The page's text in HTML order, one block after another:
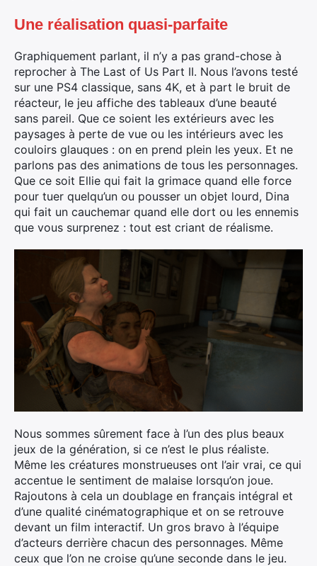
Une réalisation quasi-parfaite
Graphiquement parlant, il n’y a pas grand-chose à
reprocher à The Last of Us Part II. Nous l’avons testé
sur une PS4 classique, sans 4K, et à part le bruit de
réacteur, le jeu affiche des tableaux d’une beauté
sans pareil. Que ce soient les extérieurs avec les
paysages à perte de vue ou les intérieurs avec les
couloirs glauques : on en prend plein les yeux. Et ne
parlons pas des animations de tous les personnages.
Que ce soit Ellie qui fait la grimace quand elle force
pour tuer quelqu’un ou pousser un objet lourd, Dina
qui fait un cauchemar quand elle dort ou les ennemis
que vous surprenez : tout est criant de réalisme.
Nous sommes sûrement face à l’un des plus beaux
jeux de la génération, si ce n’est le plus réaliste.
Même les créatures monstrueuses ont l’air vrai, ce qui
accentue le sentiment de malaise lorsqu’on joue.
Rajoutons à cela un doublage en français intégral et
d’une qualité cinématographique et on se retrouve
devant un film interactif. Un gros bravo à l’équipe
d’acteurs derrière chacun des personnages. Même
ceux que l’on ne croise qu’une seconde dans le jeu.